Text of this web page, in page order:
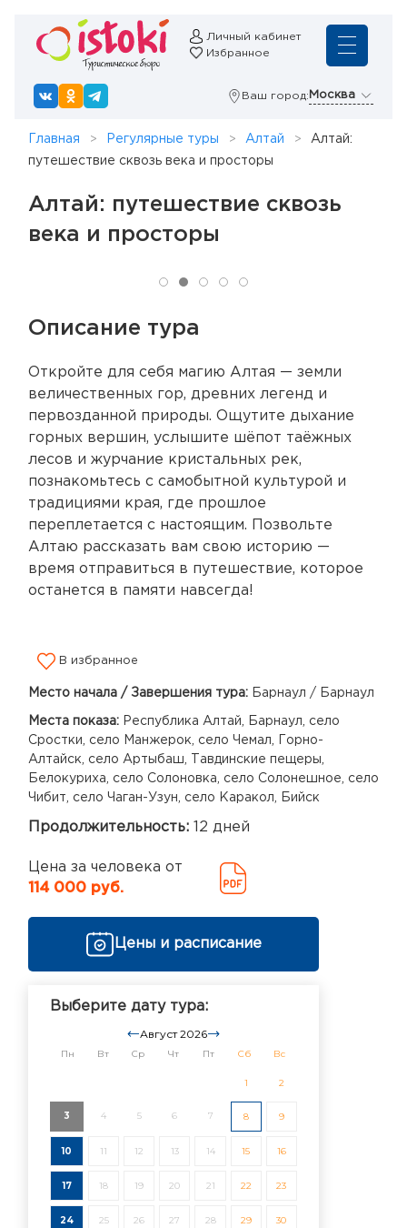
Личный кабинет
Избранное
Ваш город: Москва
Главная Регулярные туры Алтай
Алтай:
путешествие сквозь века и просторы
Алтай: путешествие сквозь
века и просторы
Описание тура
Откройте для себя магию Алтая — земли
величественных гор, древних легенд и
первозданной природы. Ощутите дыхание
горных вершин, услышите шёпот таёжных
лесов и журчание кристальных рек,
познакомьтесь с самобытной культурой и
традициями края, где прошлое
переплетается с настоящим. Позвольте
Алтаю рассказать вам свою историю —
время отправиться в путешествие, которое
останется в памяти навсегда!
В избранное
Место начала / Завершения тура: Барнаул / Барнаул
Места показа: Республика Алтай, Барнаул, село
Сростки, село Манжерок, село Чемал, Горно-
Алтайск, село Артыбаш, Тавдинские пещеры,
Белокуриха, село Солоновка, село Солонешное, село
Чибит, село Чаган-Узун, село Каракол, Бийск
Продолжительность: 12 дней
Цена за человека от
114 000 руб.
Цены и расписание
Выберите дату тура:
Август 2026
Пн Вт Ср Чт Пт Сб Вс
1 2
3 4 5 6 7 8 9
10 11 12 13 14 15 16
17 18 19 20 21 22 23
24 25 26 27 28 29 30